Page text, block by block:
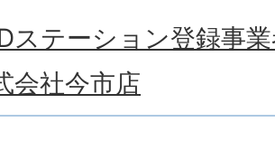
ステーション登録事
会社今市店